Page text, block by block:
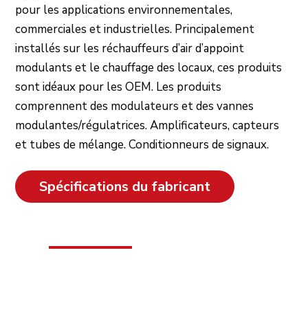
pour les applications environnementales,
commerciales et industrielles. Principalement
installés sur les réchauffeurs d’air d’appoint
modulants et le chauffage des locaux, ces produits
sont idéaux pour les OEM. Les produits
comprennent des modulateurs et des vannes
modulantes/régulatrices. Amplificateurs, capteurs
et tubes de mélange. Conditionneurs de signaux.
Spécifications du fabricant